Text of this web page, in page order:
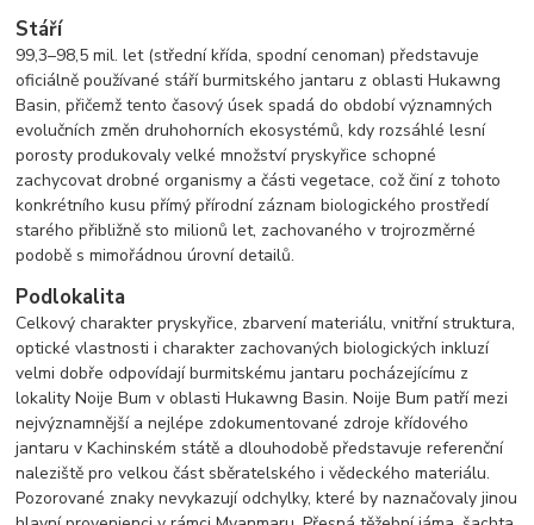
Stáří
99,3–98,5 mil. let (střední křída, spodní cenoman) představuje
oficiálně používané stáří burmitského jantaru z oblasti Hukawng
Basin, přičemž tento časový úsek spadá do období významných
evolučních změn druhohorních ekosystémů, kdy rozsáhlé lesní
porosty produkovaly velké množství pryskyřice schopné
zachycovat drobné organismy a části vegetace, což činí z tohoto
konkrétního kusu přímý přírodní záznam biologického prostředí
starého přibližně sto milionů let, zachovaného v trojrozměrné
podobě s mimořádnou úrovní detailů.
Podlokalita
Celkový charakter pryskyřice, zbarvení materiálu, vnitřní struktura,
optické vlastnosti i charakter zachovaných biologických inkluzí
velmi dobře odpovídají burmitskému jantaru pocházejícímu z
lokality Noije Bum v oblasti Hukawng Basin. Noije Bum patří mezi
nejvýznamnější a nejlépe zdokumentované zdroje křídového
jantaru v Kachinském státě a dlouhodobě představuje referenční
naleziště pro velkou část sběratelského i vědeckého materiálu.
Pozorované znaky nevykazují odchylky, které by naznačovaly jinou